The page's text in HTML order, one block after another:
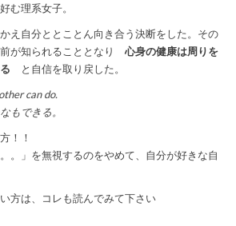
む理系女子。
え自分ととことん向き合う決断をした。その
が知られることとなり 心身の健康は周りを
る
と自信を取り戻した。
can do.
もできる。
！！
。」を無視するのをやめて、自分が好きな自
方は、コレも読んでみて下さい